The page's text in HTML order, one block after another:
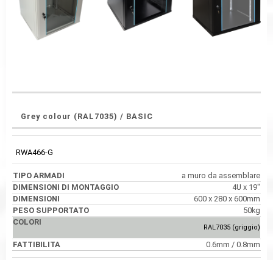
DIMENSIONI DI
Grey colour (RAL7035) / BASIC
RWA466-G
a muro da assemblare
4U x 19"
600 x 280 x 600mm
50kg
RAL7035 (griggio)
0.6mm / 0.8mm